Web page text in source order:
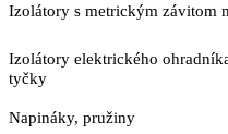
Izolátory s metrickým závitom
Izolátory elektrického
tyčky
Napináky, pružiny